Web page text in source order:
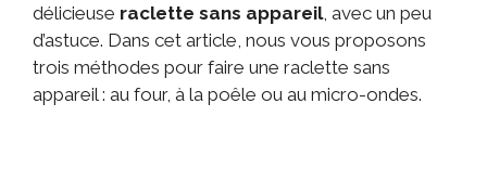
délicieuse raclette sans appareil, avec un peu
d’astuce. Dans cet article, nous vous proposons
trois méthodes pour faire une raclette sans
appareil : au four, à la poêle ou au micro-ondes.